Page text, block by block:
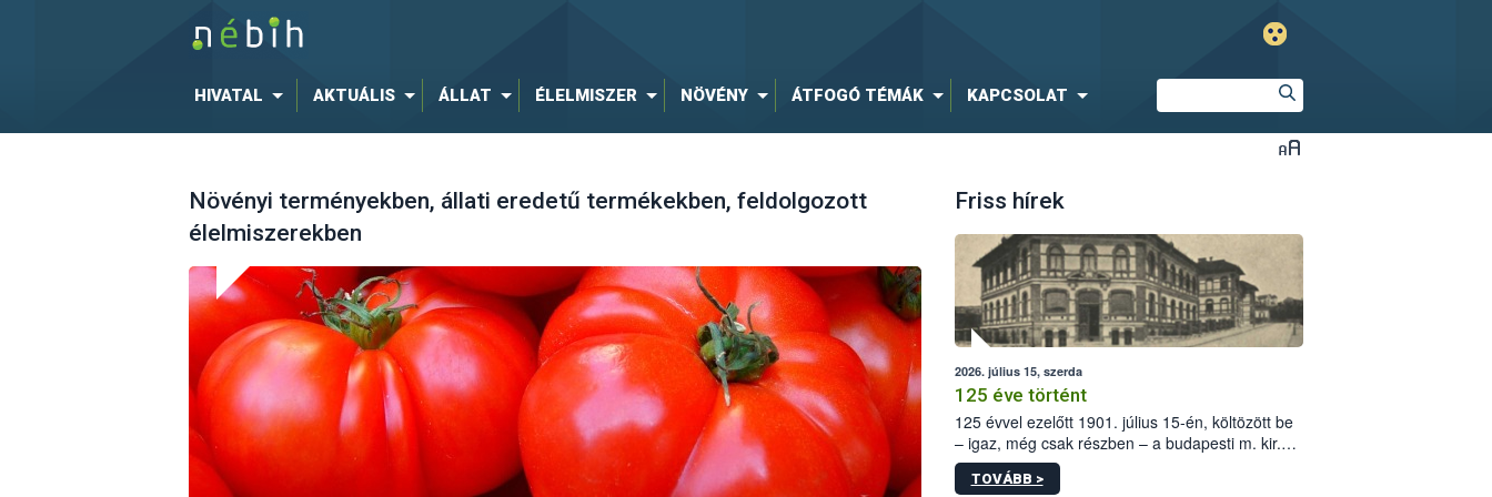
HIVATAL AKTUÁLIS ÁLLAT ÉLELMISZER NÖVÉNY ÁTFOGÓ TÉMÁK KAPCSOLAT
Növényi terményekben, állati eredetű termékekben, feldolgozott
élelmiszerekben
Friss hírek
2026. július 15, szerda
125 éve történt
125 évvel ezelőtt 1901. július 15-én, költözött be
– igaz, még csak részben – a budapesti m. kir.
állami vetőmagvizsgáló állomás a Kis Rókus utca
15. szám alatti, Czigler Győző által tervezett új
TOVÁBB >